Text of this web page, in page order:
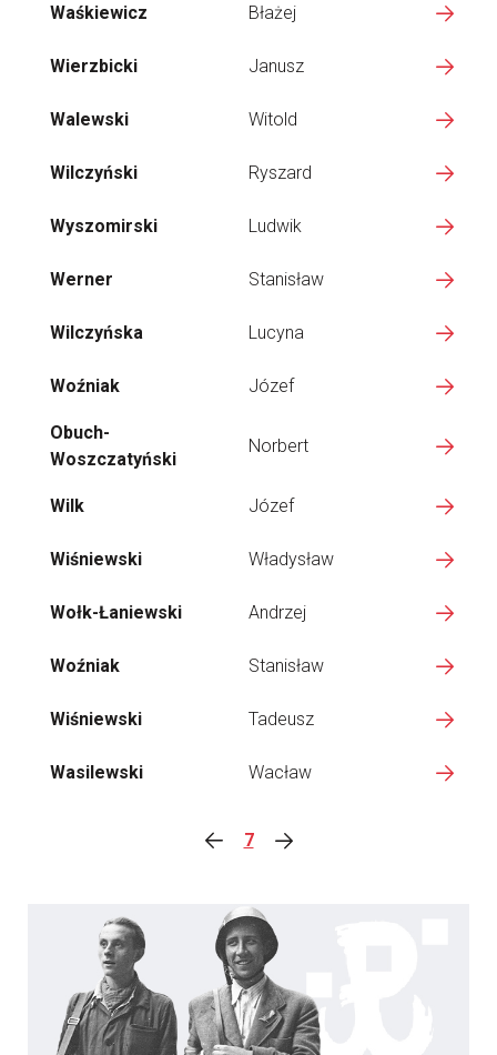
Waśkiewicz Błażej
Wierzbicki Janusz
Walewski Witold
Wilczyński Ryszard
Wyszomirski Ludwik
Werner Stanisław
Wilczyńska Lucyna
Woźniak Józef
Obuch-
Woszczatyński
Norbert
Wilk Józef
Wiśniewski Władysław
Wołk-Łaniewski Andrzej
Woźniak Stanisław
Wiśniewski Tadeusz
Wasilewski Wacław
7